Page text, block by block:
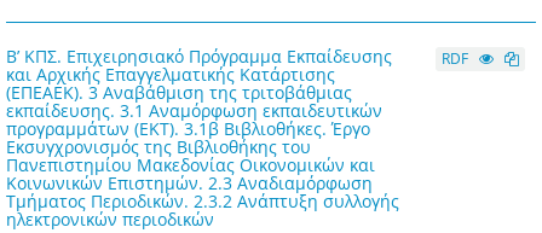
Β’ ΚΠΣ. Επιχειρησιακό Πρόγραμμα Εκπαίδευσης
και Αρχικής Επαγγελματικής Κατάρτισης
(ΕΠΕΑΕΚ). 3 Αναβάθμιση της τριτοβάθμιας
εκπαίδευσης. 3.1 Αναμόρφωση εκπαιδευτικών
προγραμμάτων (ΕΚΤ). 3.1β Βιβλιοθήκες. Έργο
Εκσυγχρονισμός της Βιβλιοθήκης του
Πανεπιστημίου Μακεδονίας Οικονομικών και
Κοινωνικών Επιστημών. 2.3 Αναδιαμόρφωση
Τμήματος Περιοδικών. 2.3.2 Ανάπτυξη συλλογής
ηλεκτρονικών περιοδικών
RDF